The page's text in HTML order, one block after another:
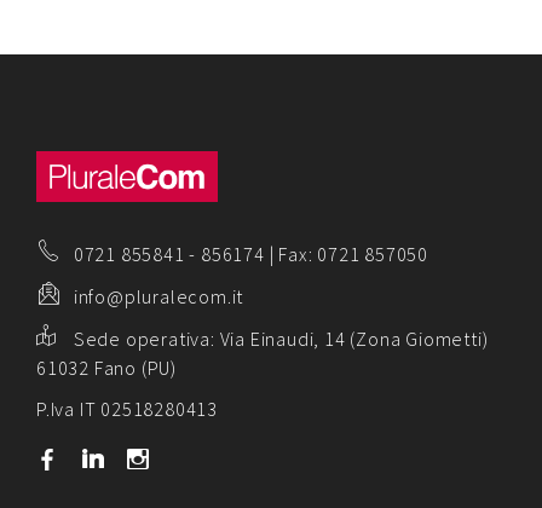
0721 855841 - 856174 | Fax: 0721 857050
info@pluralecom.it
Sede operativa: Via Einaudi, 14 (Zona Giometti)
61032 Fano (PU)
P.Iva IT 02518280413
b j x